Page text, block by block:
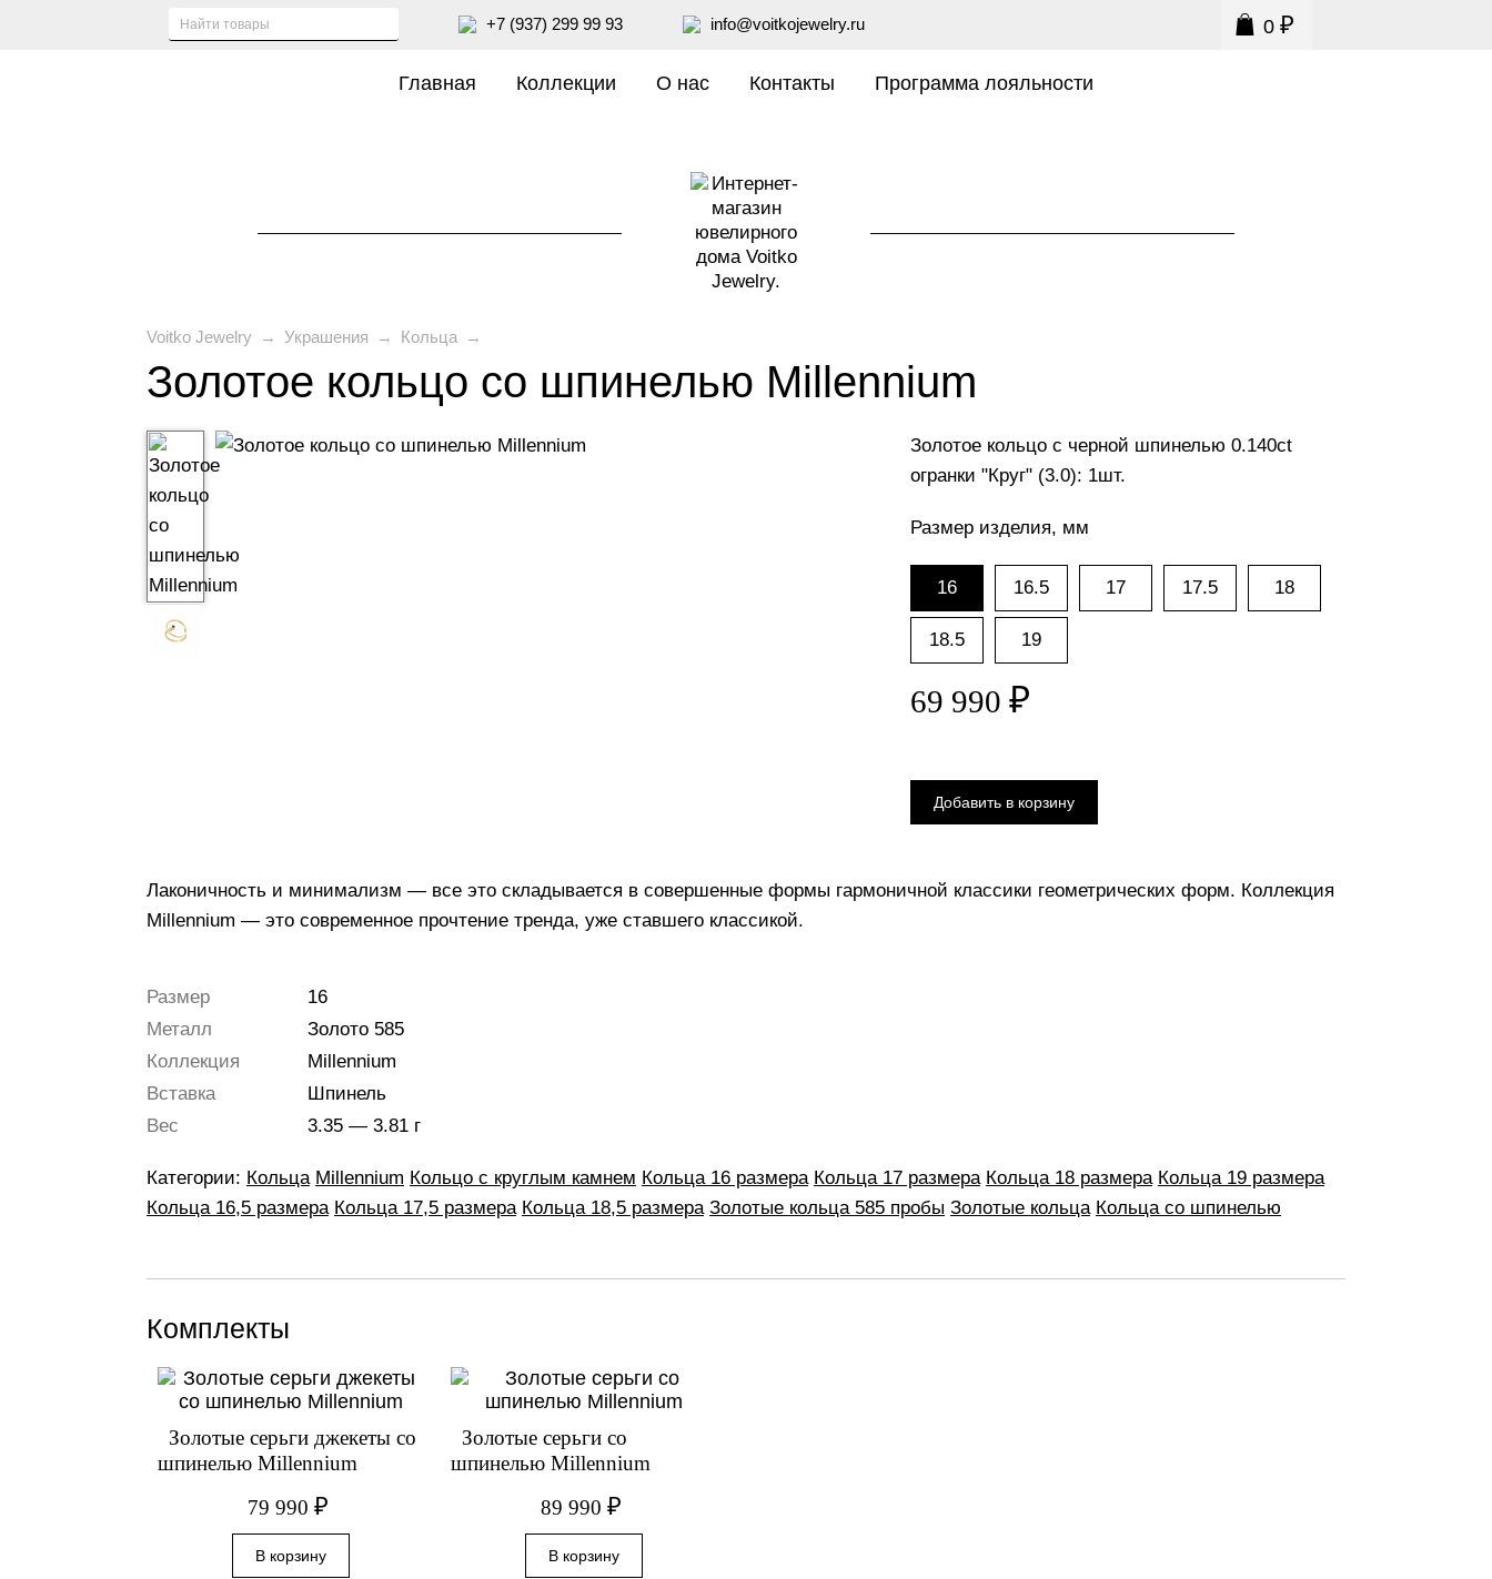
+7 (937) 299 99 93 info@voitkojewelry.ru 0 ₽
Главная Коллекции О нас Контакты Программа лояльности
Voitko Jewelry → Украшения → Кольца →
Золотое кольцо со шпинелью Millennium
Золотое кольцо с черной шпинелью 0.140ct
огранки "Круг" (3.0): 1шт.
Размер изделия, мм
16 16.5 17 17.5 18
18.5 19
Лаконичность и минимализм — все это складывается в совершенные формы гармоничной классики геометрических форм. Коллекция
Millennium — это современное прочтение тренда, уже ставшего классикой.
Размер
16
Металл
Золото 585
Коллекция
Millennium
Вставка
Шпинель
Вес
3.35 — 3.81 г
Категории: Кольца Millennium Кольцо с круглым камнем Кольца 16 размера Кольца 17 размера Кольца 18 размера Кольца 19 размера
Кольца 16,5 размера Кольца 17,5 размера Кольца 18,5 размера Золотые кольца 585 пробы Золотые кольца Кольца со шпинелью
Комплекты
Золотые серьги джекеты со
шпинелью Millennium
79 990 ₽
Золотые серьги со
шпинелью Millennium
89 990 ₽